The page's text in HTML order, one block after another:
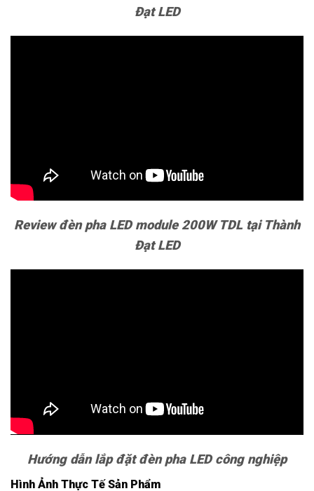
Đạt LED
Review đèn pha LED module 200W TDL tại Thành
Đạt LED
Hướng dẫn lắp đặt đèn pha LED công nghiệp
Hình Ảnh Thực Tế Sản Phẩm